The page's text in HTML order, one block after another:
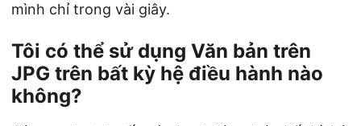
mình chỉ trong vài giây.
Tôi có thể sử dụng Văn bản trên
JPG trên bất kỳ hệ điều hành nào
không?